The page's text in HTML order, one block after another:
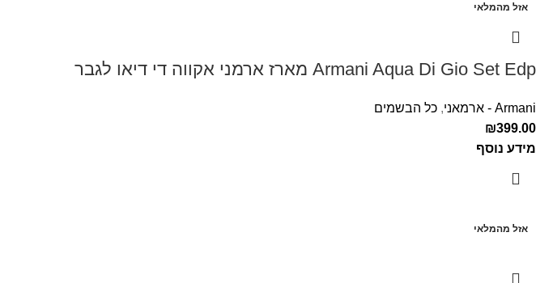
אזל מהמלאי
Armani Aqua Di Gio Set Edp מארז ארמני אקווה די דיאו לגבר
Armani - ארמאני , כל הבשמים
₪399.00
מידע נוסף
אזל מהמלאי